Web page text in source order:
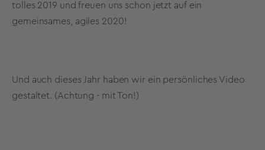
tolles 2019 und freuen uns schon jetzt auf ein
gemeinsames, agiles 2020!
Und auch dieses Jahr haben wir ein persönliches Video
gestaltet. (Achtung - mit Ton!)